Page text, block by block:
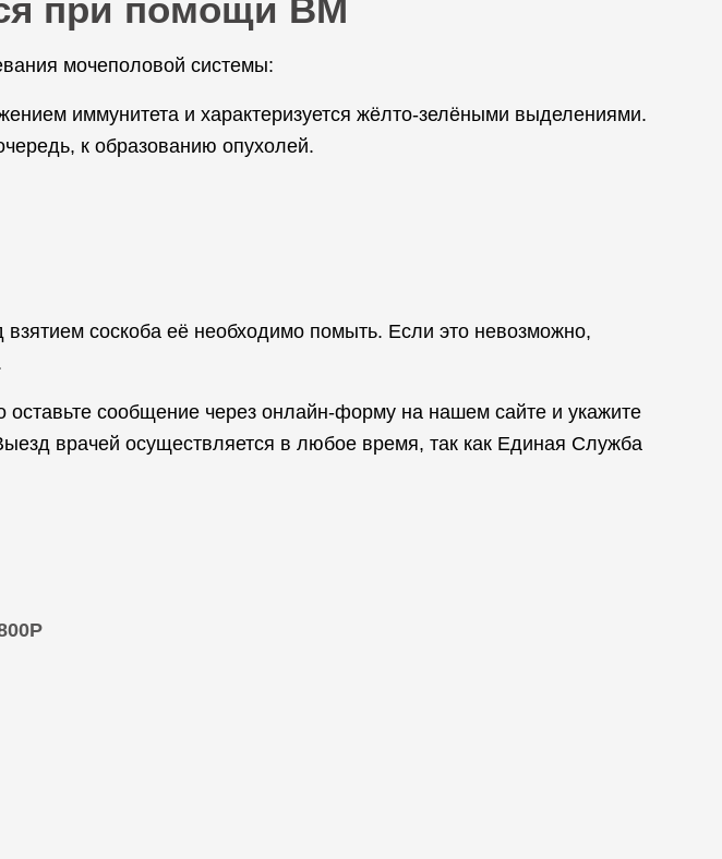
при помощи ВМ
мочеполовой системы:
иммунитета и характеризуется жёлто-зелёными выделениями.
к образованию опухолей.
соскоба её необходимо помыть. Если это невозможно,
сообщение через онлайн-форму на нашем сайте и укажите
врачей осуществляется в любое время, так как Единая Служба